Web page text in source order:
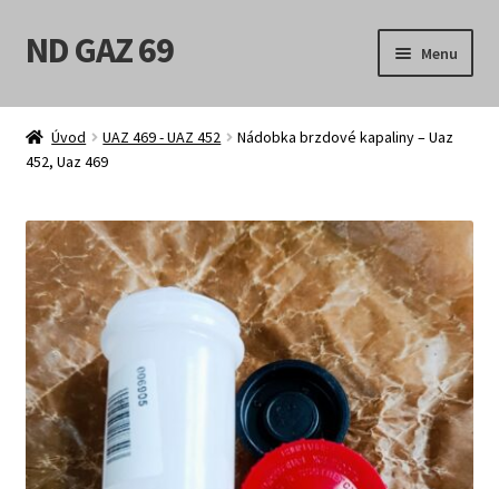
Přeskočit
na
Přejít
k
webu
ND GAZ 69 Menu
Úvodní stránka
Můj účet
Obchod
Košík
Pokladna
Možnosti doručení
Obchodní podmínky
Úvod UAZ 469 - UAZ 452
Nádobka brzdové kapaliny – Uaz
452, Uaz 469